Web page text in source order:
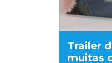
Trailer
muitas